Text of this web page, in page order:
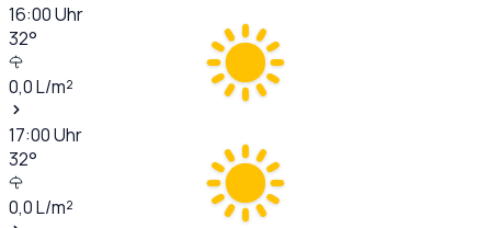
16:00Uhr
32°
0,0L/m²
17:00Uhr
32°
0,0L/m²